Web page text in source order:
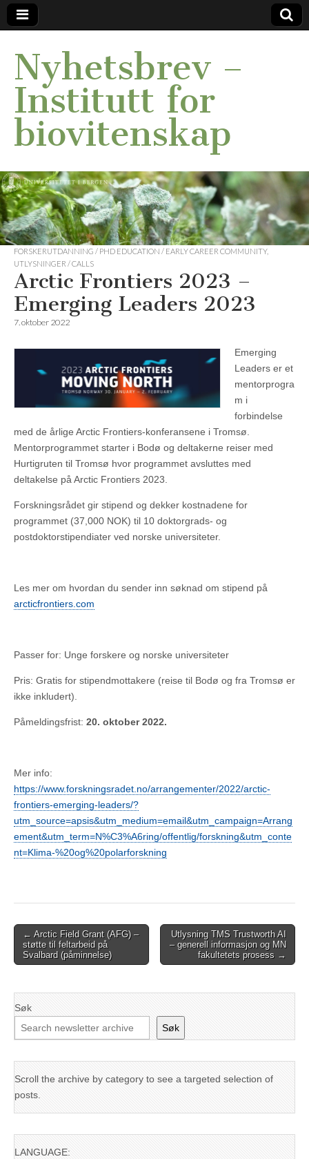
Nyhetsbrev –
Institutt for
biovitenskap
FORSKERUTDANNING / PHD EDUCATION / EARLY CAREER COMMUNITY,
UTLYSNINGER / CALLS
Arctic Frontiers 2023 –
Emerging Leaders 2023
7. oktober 2022
Emerging
Leaders er et
mentorprogra
m i
forbindelse
med de årlige Arctic Frontiers-konferansene i Tromsø.
Mentorprogrammet starter i Bodø og deltakerne reiser med
Hurtigruten til Tromsø hvor programmet avsluttes med
deltakelse på Arctic Frontiers 2023.
Forskningsrådet gir stipend og dekker kostnadene for
programmet (37,000 NOK) til 10 doktorgrads- og
postdoktorstipendiater ved norske universiteter.
Les mer om hvordan du sender inn søknad om stipend på
arcticfrontiers.com
Passer for: Unge forskere og norske universiteter
Pris: Gratis for stipendmottakere (reise til Bodø og fra Tromsø er
ikke inkludert).
Påmeldingsfrist: 20. oktober 2022.
Mer info:
https://www.forskningsradet.no/arrangementer/2022/arctic-
frontiers-emerging-leaders/?
utm_source=apsis&utm_medium=email&utm_campaign=Arrang
ement&utm_term=N%C3%A6ring/offentlig/forskning&utm_conte
nt=Klima-%20og%20polarforskning
Post
navigation
← Arctic Field Grant (AFG) –
støtte til feltarbeid på
Svalbard (påminnelse)
Utlysning TMS Trustworth AI
– generell informasjon og MN
fakultetets prosess →
Søk
Søk
Scroll the archive by category to see a targeted selection of
posts.
LANGUAGE: